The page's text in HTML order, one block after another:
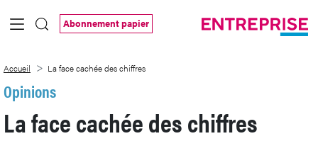
Saut au contenu principal
Abonnement papier
Accueil La face cachée des chiffres
Opinions
La face cachée des chiffres